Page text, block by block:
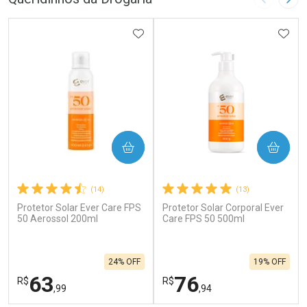
Imagem
(14)
Protetor Solar Ever Care FPS
50 Aerossol 200ml
R$63,99
24% OFF
ADICIONAR AOS FAVORITOS
COMPRAR
(13)
Protetor Solar Corporal Ever
Care FPS 50 500ml
R$76,94
19% OFF
COMPRAR